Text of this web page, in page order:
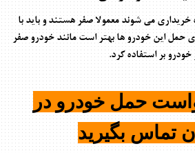
خریداری می شوند معمولا صفر هستند و باید با
حمل این خودرو ها بهتر است مانند خودرو صفر
خودرو بر استفاده کرد.
حمل خودرو در
تماس بگیرید